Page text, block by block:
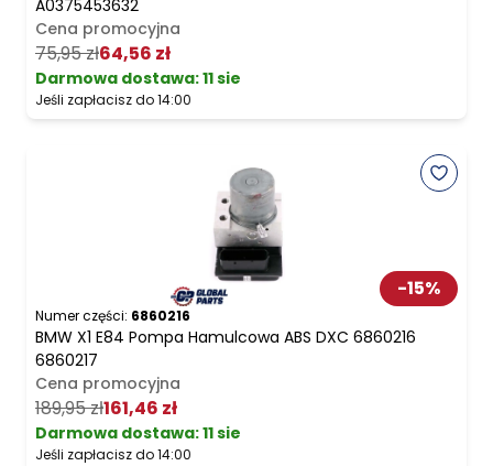
A0375453632
Cena promocyjna
75,95 zł64,56 zł
Darmowa dostawa:11 sie
Jeśli zapłacisz do 14:00
-15%
Numer części: 6860216
BMW X1 E84 Pompa Hamulcowa ABS DXC 6860216
6860217
Cena promocyjna
189,95 zł161,46 zł
Darmowa dostawa:11 sie
Jeśli zapłacisz do 14:00